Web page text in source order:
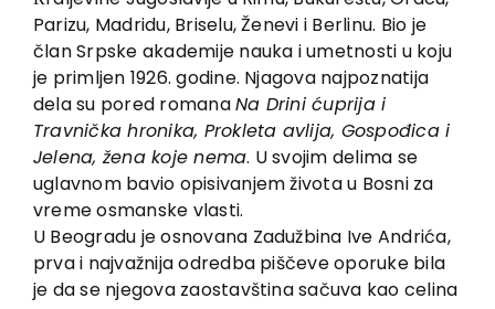
Parizu, Madridu, Briselu, Ženevi i Berlinu. Bio je
član Srpske akademije nauka i umetnosti u koju
je primljen 1926. godine. Njagova najpoznatija
dela su pored romanaNa Drini ćuprija i
Travnička hronika, Prokleta avlija, Gospođica i
Jelena, žena koje nema. U svojim delima se
uglavnom bavio opisivanjem života u Bosni za
vreme osmanske vlasti.
U Beogradu je osnovana Zadužbina Ive Andrića,
prva i najvažnija odredba piščeve oporuke bila
je da se njegova zaostavština sačuva kao celina